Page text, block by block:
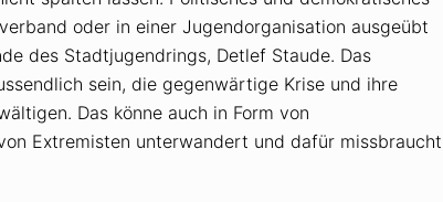
oder in einer Jugendorganisation ausgeübt
des Stadtjugendrings, Detlef Staude. Das
sein, die gegenwärtige Krise und ihre
Das könne auch in Form von
Extremisten unterwandert und dafür missbraucht